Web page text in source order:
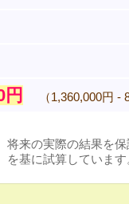
（1,360,000円
来の実際の結果を保
基に試算しています